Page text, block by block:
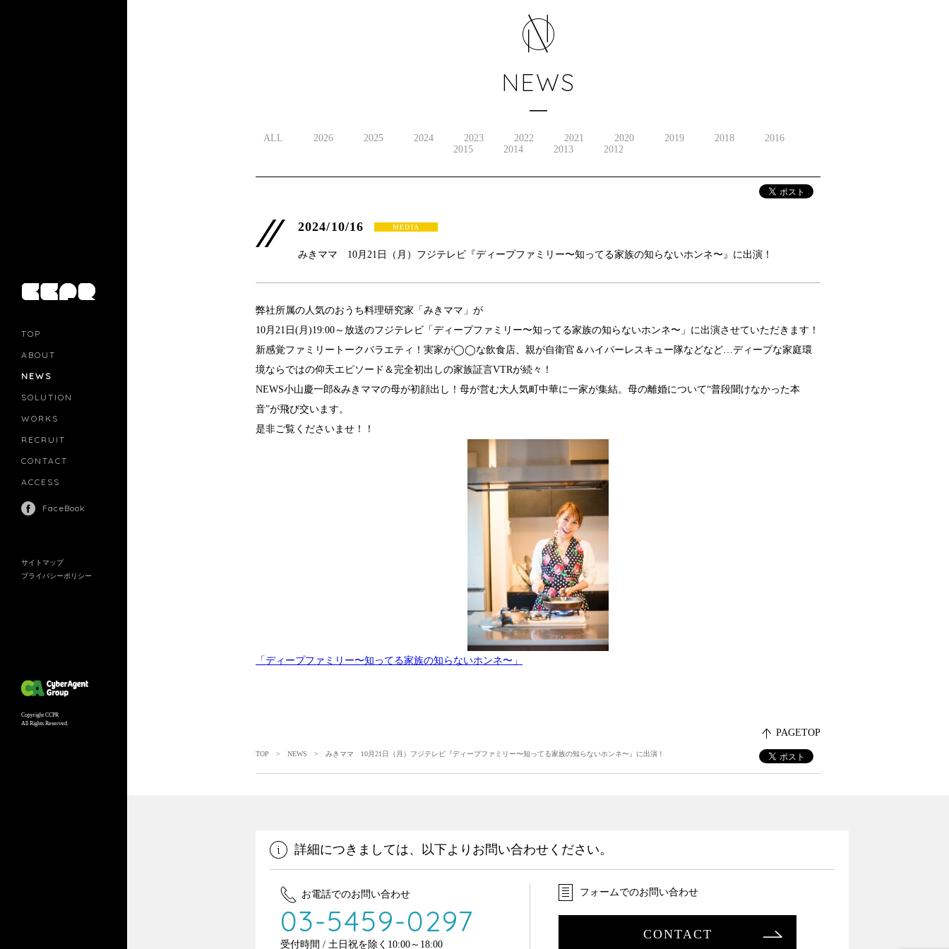
TOP
ABOUT
NEWS
SOLUTION
WORKS
RECRUIT
CONTACT
ACCESS
FaceBook
サイトマップ
プライバシーポリシー
Copyright CCPR
All Rights Reserved.
MOVIE MARKETING
INFLUENCERS MARKETING
NEWS
ALL 2026 2025 2024 2023 2022 2021 2020 2019 2018
2016
2015
2014 2013 2012
2024/10/16 MEDIA
みきママ 10月21日（月）フジテレビ『ディープファミリー〜知ってる家族の知らないホンネ〜』に出演！
弊社所属の人気のおうち料理研究家「みきママ」が
10月21日(月)19:00～放送のフジテレビ「ディープファミリー〜知ってる家族の知らないホンネ〜」に出演させていただきます！
新感覚ファミリートークバラエティ！実家が◯◯な飲食店、親が自衛官＆ハイパーレスキュー隊などなど…ディープな家庭環
境ならではの仰天エピソード＆完全初出しの家族証言VTRが続々！
NEWS小山慶一郎&みきママの母が初顔出し！母が営む大人気町中華に一家が集結。母の離婚について“普段聞けなかった本
音”が飛び交います。
是非ご覧くださいませ！！
「ディープファミリー〜知ってる家族の知らないホンネ〜」
PAGETOP
TOP > NEWS > みきママ 10月21日（月）フジテレビ『ディープファミリー〜知ってる家族の知らないホンネ〜』に出演！
詳細につきましては、以下よりお問い合わせください。
お電話でのお問い合わせ
03-5459-0297
受付時間 / 土日祝を除く10:00～18:00
フォームでのお問い合わせ
CONTACT